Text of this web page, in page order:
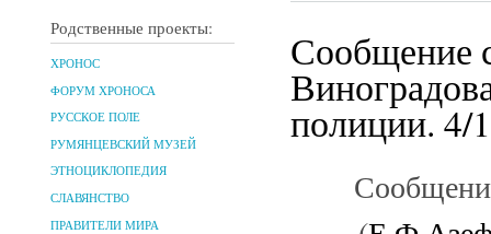
Родственные проекты:
ХРОНОС
ФОРУМ ХРОНОСА
РУССКОЕ ПОЛЕ
РУМЯНЦЕВСКИЙ МУЗЕЙ
ЭТНОЦИКЛОПЕДИЯ
СЛАВЯНСТВО
ПРАВИТЕЛИ МИРА
Сообщение
полиции. 4/